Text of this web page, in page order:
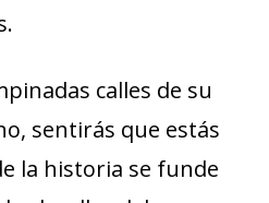
calles de su
sentirás que estás
la historia se funde